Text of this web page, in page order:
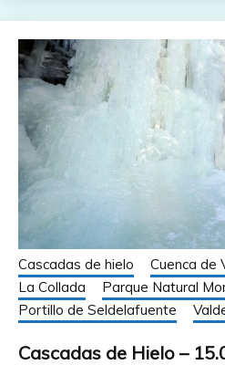
Cascadas de hielo Cuenca de
La Collada
Parque Natural
Portillo de Seldelafuente
Cascadas de Hielo –